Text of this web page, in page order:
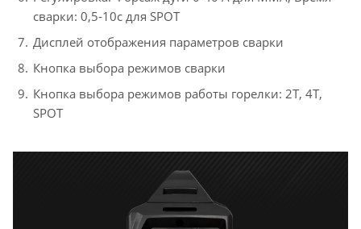
сварки: 0,5-10с для SPOT
Дисплей отображения параметров сварки
Кнопка выбора режимов сварки
Кнопка выбора режимов работы горелки: 2Т, 4Т,
SPOT